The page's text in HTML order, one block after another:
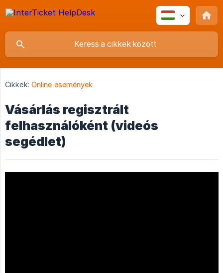
Cikkek: Online események
Vásárlás regisztrált
felhasználóként (videós
segédlet)